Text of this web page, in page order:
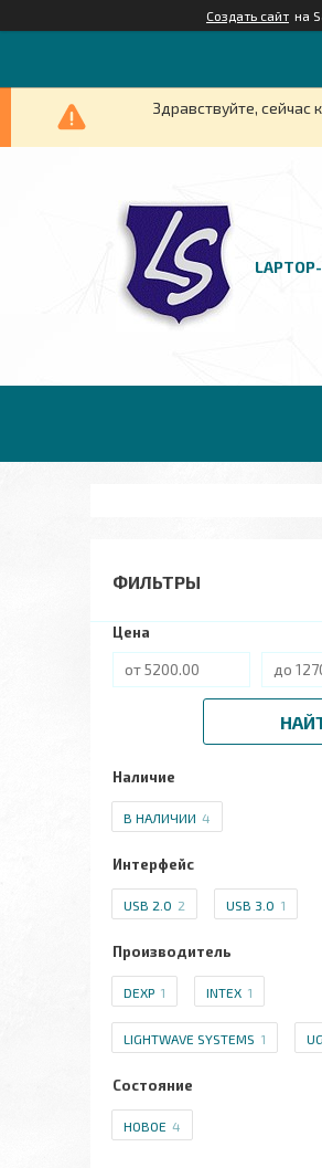
Создать сайт на
Здравствуйте,
ФИЛЬТРЫ
Цена
Наличие
В НАЛИЧИИ 4
Интерфейс
USB 2.0 2 USB 3.0 1
Производитель
DEXP 1 INTEX 1
LIGHTWAVE SYSTEMS 1
Состояние
НОВОЕ 4